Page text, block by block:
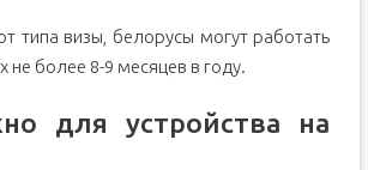
типа визы, белорусы могут работать
не более 8-9 месяцев в году.
для устройства на